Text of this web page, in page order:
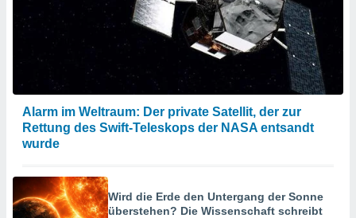
Alarm im Weltraum: Der private Satellit, der zur
Rettung des Swift-Teleskops der NASA entsandt
wurde
Wird die Erde den Untergang der Sonne
überstehen? Die Wissenschaft schreibt